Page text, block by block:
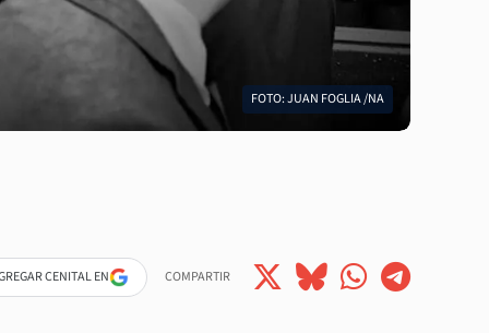
FOTO: JUAN FOGLIA /NA
CENITAL EN COMPARTIR